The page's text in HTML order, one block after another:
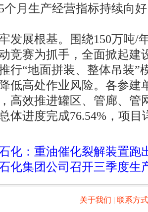
个月生产经营指标持续向
发展根基。围绕150万吨/
竞赛为抓手，全面掀起建
行“地面拼装、整体吊装”
低高处作业风险。各参建
高效推进罐区、管廊、管
体进度完成76.54%，项
化：重油催化裂解装置跑
化集团公司召开三季度生
关于我们 | 联系方式